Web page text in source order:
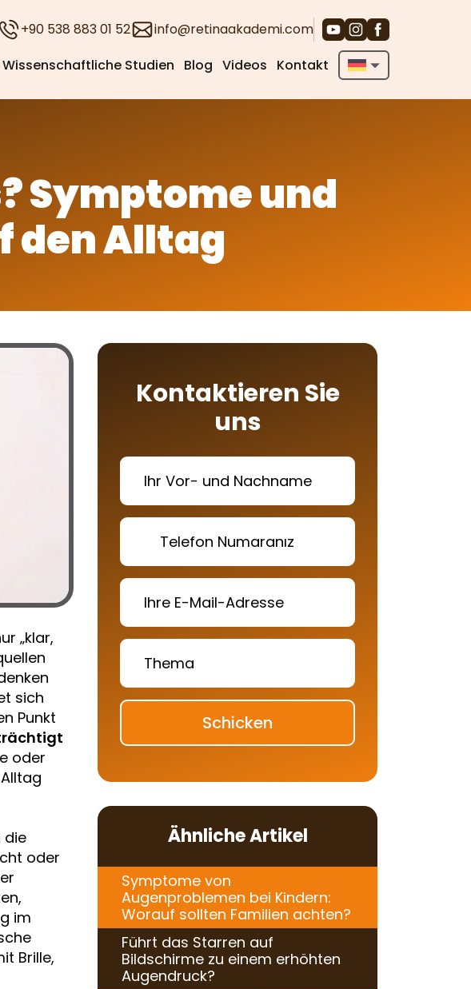
+90 538 883 01 52
info@retinaakademi.com
Wissenschaftliche Studien Blog Videos Kontakt
Symptome und
den Alltag
„klar,
sich
Punkt
oder
die
oder
im
Brille,
Kontaktieren Sie
uns
Schicken
Ähnliche Artikel
Symptome von
Augenproblemen bei Kindern:
Worauf sollten Familien achten?
Führt das Starren auf
Bildschirme zu einem erhöhten
Augendruck?